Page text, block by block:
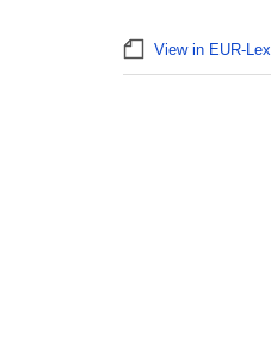
View in EUR-Lex